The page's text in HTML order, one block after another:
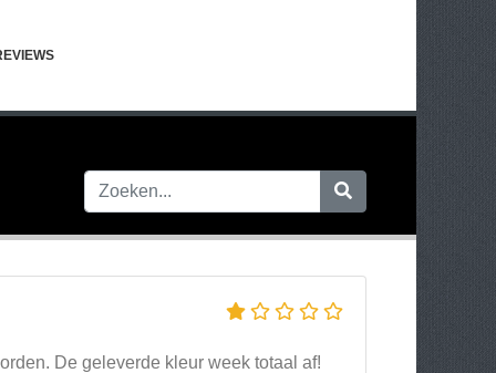
De geleverde kleur week totaal af!